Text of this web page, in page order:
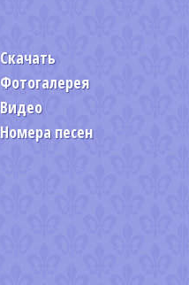
Скачать
Фотогалерея
Видео
Номера песен